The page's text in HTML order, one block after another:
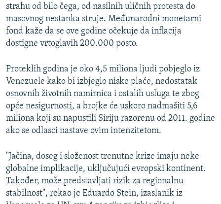
strahu od bilo čega, od nasilnih uličnih protesta do
masovnog nestanka struje. Međunarodni monetarni
fond kaže da se ove godine očekuje da inflacija
dostigne vrtoglavih 200.000 posto.
Proteklih godina je oko 4,5 miliona ljudi pobjeglo iz
Venezuele kako bi izbjeglo niske plaće, nedostatak
osnovnih životnih namirnica i ostalih usluga te zbog
opće nesigurnosti, a brojke će uskoro nadmašiti 5,6
miliona koji su napustili Siriju razorenu od 2011. godine
ako se odlasci nastave ovim intenzitetom.
"Jačina, doseg i složenost trenutne krize imaju neke
globalne implikacije, uključujući evropski kontinent.
Također, može predstavljati rizik za regionalnu
stabilnost", rekao je Eduardo Stein, izaslanik iz